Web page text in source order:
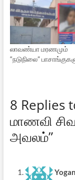
லாவண்யா மரணமும்
“நடுநிலை”
8 Replies
மாணவி
அவலம்”
Yogan